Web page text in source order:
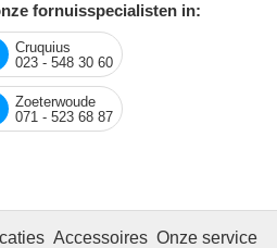
fornuisspecialisten in:
Cruquius
023 - 548 30 60
Zoeterwoude
071 - 523 68 87
Accessoires Onze service